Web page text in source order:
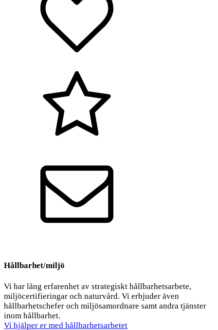
Hållbarhet/miljö
Vi har lång erfarenhet av strategiskt hållbarhetsarbete,
miljöcertifieringar och naturvård. Vi erbjuder även
hållbarhetschefer och miljösamordnare samt andra tjänster
inom hållbarhet.
Vi hjälper er med hållbarhetsarbetet